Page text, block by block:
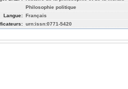
Philosophie politique
Langue: Français
urn:issn:0771-5420